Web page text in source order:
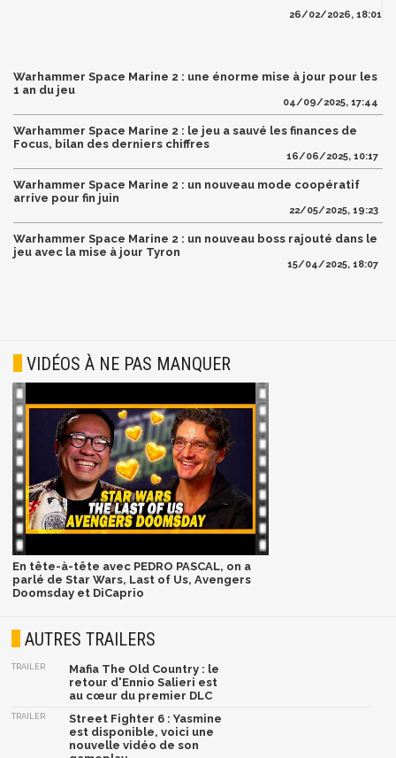
26/02/2026, 18:01
Warhammer Space Marine 2 : une énorme mise à jour pour les
1 an du jeu
04/09/2025, 17:44
Warhammer Space Marine 2 : le jeu a sauvé les finances de
Focus, bilan des derniers chiffres
16/06/2025, 10:17
Warhammer Space Marine 2 : un nouveau mode coopératif
arrive pour fin juin
22/05/2025, 19:23
Warhammer Space Marine 2 : un nouveau boss rajouté dans le
jeu avec la mise à jour Tyron
15/04/2025, 18:07
VIDÉOS À NE PAS MANQUER
En tête-à-tête avec PEDRO PASCAL, on a
parlé de Star Wars, Last of Us, Avengers
Doomsday et DiCaprio
AUTRES TRAILERS
TRAILER
Mafia The Old Country : le
retour d'Ennio Salieri est
au cœur du premier DLC
TRAILER
Street Fighter 6 : Yasmine
est disponible, voici une
nouvelle vidéo de son